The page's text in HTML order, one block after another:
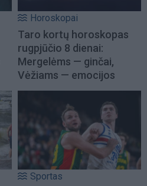
Horoskopai
Taro kortų horoskopas
rugpjūčio 8 dienai:
Mergelėms — ginčai,
Vėžiams — emocijos
Sportas